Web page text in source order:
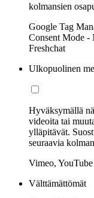
kolmansien
Google Tag
Consent Mode -
Freshchat
Ulkopuolinen
Hyväksymällä
videoita tai
ylläpitävät.
seuraavia
Vimeo, YouTube
Välttämättömät